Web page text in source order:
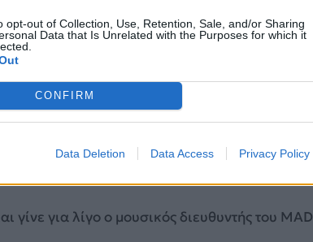
opt-out of Collection, Use, Retention, Sale, and/or Sharing
Data that Is Unrelated with the Purposes for which it
CONFIRM
Data Deletion Data Access Privacy Policy
για λίγο ο μουσικός διευθυντής του MAD